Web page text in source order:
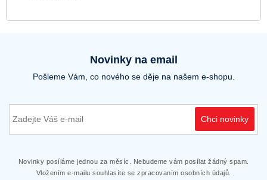
Novinky na email
Pošleme Vám, co nového se děje na našem e-shopu.
Chci novinky
Novinky posíláme jednou za měsíc. Nebudeme vám posílat žádný spam.
Vložením e-mailu souhlasíte se zpracovaním osobních údajů.